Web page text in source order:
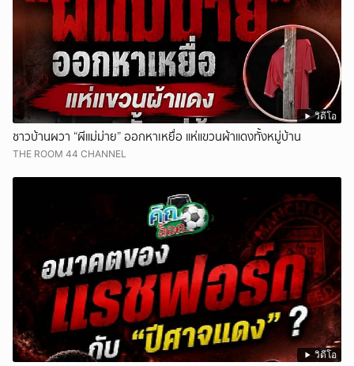
วิดีโอ
ชาวบ้านผวา “ผีแม่ม่าย” ออกหาเหยื่อ แห่แขวนผ้าแดงทั้งหมู่บ้าน
THE ROOM 44 CHANNEL
วิดีโอ